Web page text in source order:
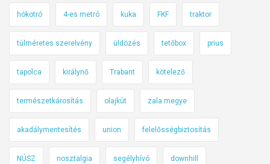
s
t
ü
n
d
ö
k
hókotró 4-es metró kuka FKF traktor
túlméretes szerelvény üldözés tetőbox prius
tapolca királynő Trabant kötelező
természetkárosítás olajkút zala megye
akadálymentesítés union felelősségbiztosítás
NÚSZ nosztalgia segélyhívó downhill